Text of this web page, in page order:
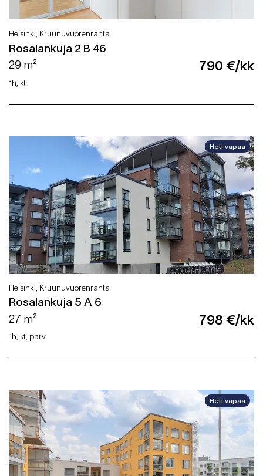
Helsinki, Kruunuvuorenranta
Rosalankuja 2 B 46
29 m²
790 €/kk
1h, kt
Heti vapaa
Helsinki, Kruunuvuorenranta
Rosalankuja 5 A 6
27 m²
798 €/kk
1h, kt, parv
Heti vapaa